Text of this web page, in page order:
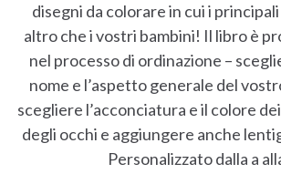
disegni da colorare in cui i
altro che i vostri bambini! Il libro è
nel processo di ordinazione –
nome e l’aspetto generale del
scegliere l’acconciatura e il colore
degli occhi e aggiungere anche
Personalizzato dalla a